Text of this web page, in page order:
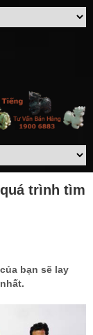
trình tìm
bạn sẽ lay